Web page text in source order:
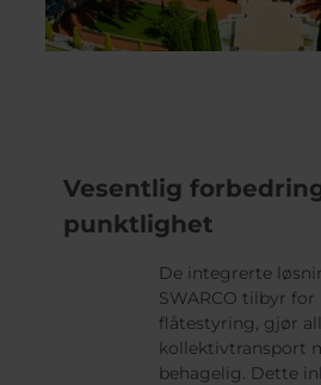
Vesentlig
punktlighet
De integrerte
SWARCO tilbyr
flåtestyring, gjør
kollektivtransport
behagelig. Dette